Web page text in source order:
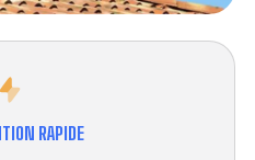
RAPIDE